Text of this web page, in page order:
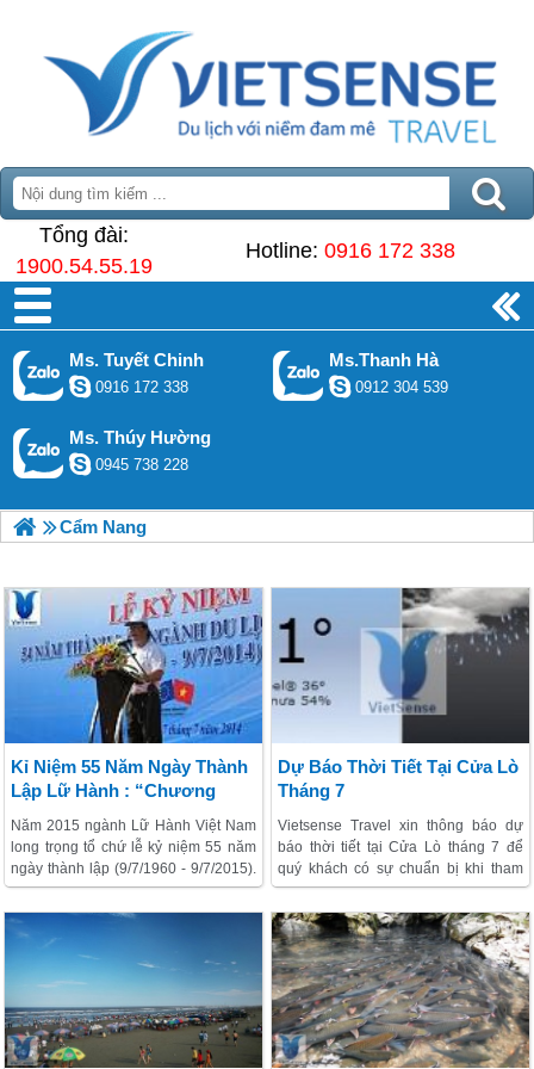
Tổng đài:
1900.54.55.19
Hotline: 0916 172 338
Ms. Tuyết Chinh
0916 172 338
Ms.Thanh Hà
0912 304 539
Ms. Thúy Hường
0945 738 228
Cẩm Nang
Kỉ Niệm 55 Năm Ngày Thành
Lập Lữ Hành : “chương
Trình Sẽ Trở Thành Ngành
Kinh Tế Mũi Nhọn”
Năm 2015 ngành Lữ Hành Việt Nam
long trọng tổ chứ lễ kỷ niệm 55 năm
ngày thành lập (9/7/1960 - 9/7/2015).
Đây là một trong những sự kiện và
dấu mốc quan trọng đánh dấu quá
trình xây dựng và trưởng thành của
Ngành Lữ Hành Việt Nam nhất là
trong thời kỳ hội nhập và phát triển
Dự Báo Thời Tiết Tại Cửa Lò
Tháng 7
Vietsense Travel xin thông báo dự
báo thời tiết tại Cửa Lò tháng 7 để
quý khách có sự chuẩn bị khi tham
gia hành trình Cửa Lò như sau : Nhiệt
độ trung bình 29°, có thể có dông,
mưa phùn. Chính xác như sau :